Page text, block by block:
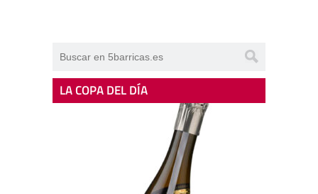
LA COPA DEL DÍA